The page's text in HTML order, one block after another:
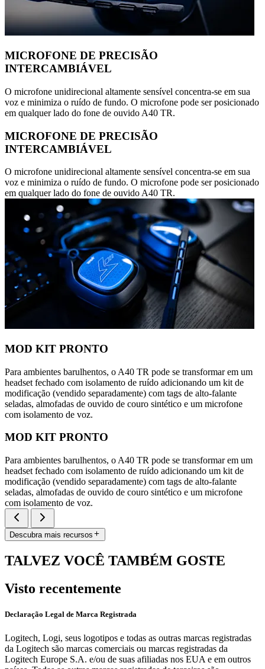
MICROFONE DE PRECISÃO
INTERCAMBIÁVEL
O microfone unidirecional altamente sensível concentra-se em sua
voz e minimiza o ruído de fundo. O microfone pode ser posicionado
em qualquer lado do fone de ouvido A40 TR.
MICROFONE DE PRECISÃO
INTERCAMBIÁVEL
O microfone unidirecional altamente sensível concentra-se em sua
voz e minimiza o ruído de fundo. O microfone pode ser posicionado
em qualquer lado do fone de ouvido A40 TR.
MOD KIT PRONTO
Para ambientes barulhentos, o A40 TR pode se transformar em um
headset fechado com isolamento de ruído adicionando um kit de
modificação (vendido separadamente) com tags de alto-falante
seladas, almofadas de ouvido de couro sintético e um microfone
com isolamento de voz.
MOD KIT PRONTO
Para ambientes barulhentos, o A40 TR pode se transformar em um
headset fechado com isolamento de ruído adicionando um kit de
modificação (vendido separadamente) com tags de alto-falante
seladas, almofadas de ouvido de couro sintético e um microfone
com isolamento de voz.
Descubra mais recursos
TALVEZ VOCÊ TAMBÉM GOSTE
Visto recentemente
Declaração Legal de Marca Registrada
Logitech, Logi, seus logotipos e todas as outras marcas registradas
da Logitech são marcas comerciais ou marcas registradas da
Logitech Europe S.A. e/ou de suas afiliadas nos EUA e em outros